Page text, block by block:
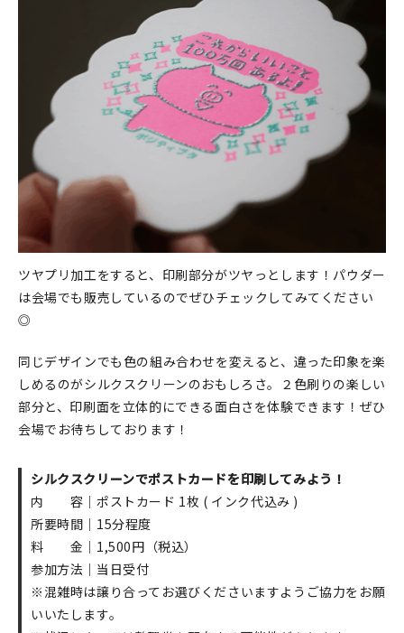
ツヤプリ加工をすると、印刷部分がツヤっとします！パウダー
は会場でも販売しているのでぜひチェックしてみてください
◎
同じデザインでも色の組み合わせを変えると、違った印象を楽
しめるのがシルクスクリーンのおもしろさ。２色刷りの楽しい
部分と、印刷面を立体的にできる面白さを体験できます！ぜひ
会場でお待ちしております！
シルクスクリーンでポストカードを印刷してみよう！
内 容｜ポストカード 1枚 ( インク代込み )
所要時間｜15分程度
料 金｜1,500円（税込）
参加方法｜当日受付
※混雑時は譲り合ってお選びくださいますようご協力をお願
いいたします。